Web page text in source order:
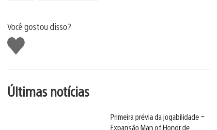
Você gostou disso?
Curtir
Últimas notícias
Primeira prévia da jogabilidade –
Expansão Man of Honor de